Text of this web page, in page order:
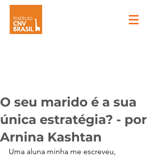
O seu marido é a sua
única estratégia? - por
Arnina Kashtan
Uma aluna minha me escreveu,